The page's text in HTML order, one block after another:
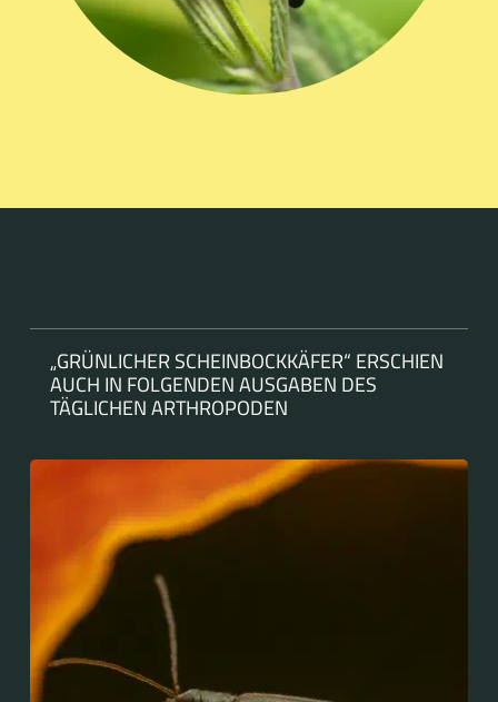
„GRÜNLICHER SCHEINBOCKKÄFER“ ERSCHIEN
AUCH IN FOLGENDEN AUSGABEN DES
TÄGLICHEN ARTHROPODEN